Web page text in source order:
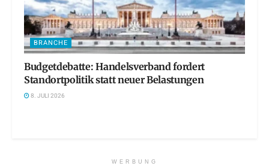
BRANCHE
Budgetdebatte: Handelsverband fordert
Standortpolitik statt neuer Belastungen
8. JULI 2026
WERBUNG